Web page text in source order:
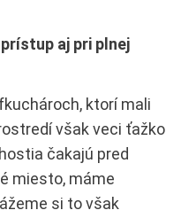
aj pri plnej
ktorí mali
však veci ťažko
čakajú pred
miesto, máme
si to však